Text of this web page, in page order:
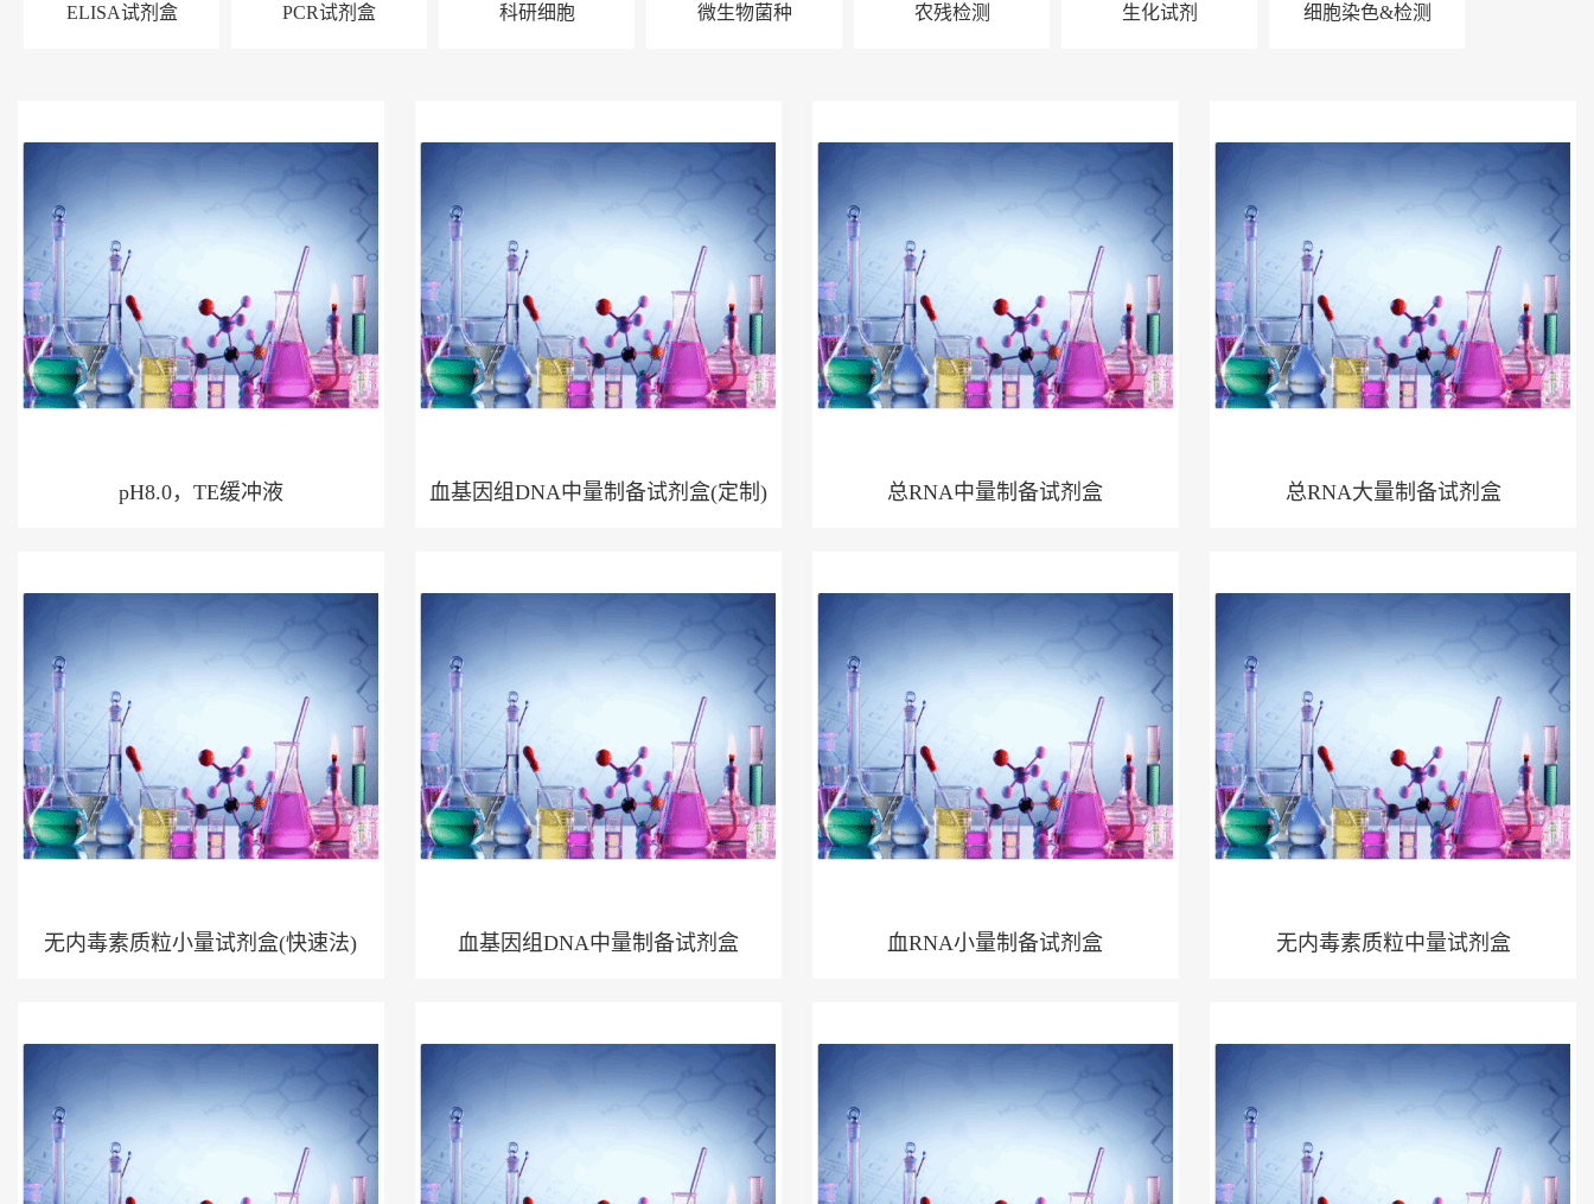
ELISA试剂盒 PCR试剂盒 科研细胞 微生物菌种 农残检测 生化试剂 细胞染色&检测
pH8.0，TE缓冲液 血基因组DNA中量制备试剂盒(定制) 总RNA中量制备试剂盒 总RNA大量制备试剂盒
无内毒素质粒小量试剂盒(快速法) 血基因组DNA中量制备试剂盒 血RNA小量制备试剂盒 无内毒素质粒中量试剂盒